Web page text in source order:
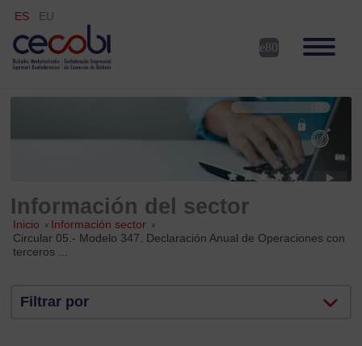
ES EU
Información del sector
Inicio » Información sector »
Circular 05.- Modelo 347. Declaración Anual de Operaciones con
terceros ...
Filtrar por